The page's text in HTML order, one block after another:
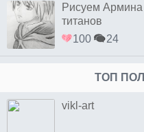
Рисуем Армина
титанов
100
24
ТОП
vikl-art